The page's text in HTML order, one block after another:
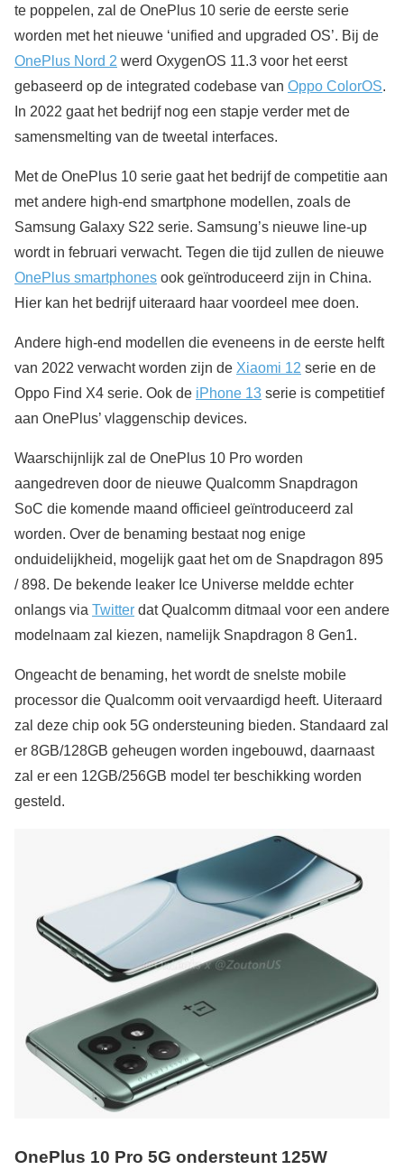
te poppelen, zal de OnePlus 10 serie de eerste serie
worden met het nieuwe ‘unified and upgraded OS’. Bij de
OnePlus Nord 2 werd OxygenOS 11.3 voor het eerst
gebaseerd op de integrated codebase van Oppo ColorOS.
In 2022 gaat het bedrijf nog een stapje verder met de
samensmelting van de tweetal interfaces.
Met de OnePlus 10 serie gaat het bedrijf de competitie aan
met andere high-end smartphone modellen, zoals de
Samsung Galaxy S22 serie. Samsung’s nieuwe line-up
wordt in februari verwacht. Tegen die tijd zullen de nieuwe
OnePlus smartphones ook geïntroduceerd zijn in China.
Hier kan het bedrijf uiteraard haar voordeel mee doen.
Andere high-end modellen die eveneens in de eerste helft
van 2022 verwacht worden zijn de Xiaomi 12 serie en de
Oppo Find X4 serie. Ook de iPhone 13 serie is competitief
aan OnePlus’ vlaggenschip devices.
Waarschijnlijk zal de OnePlus 10 Pro worden
aangedreven door de nieuwe Qualcomm Snapdragon
SoC die komende maand officieel geïntroduceerd zal
worden. Over de benaming bestaat nog enige
onduidelijkheid, mogelijk gaat het om de Snapdragon 895
/ 898. De bekende leaker Ice Universe meldde echter
onlangs via Twitter dat Qualcomm ditmaal voor een andere
modelnaam zal kiezen, namelijk Snapdragon 8 Gen1.
Ongeacht de benaming, het wordt de snelste mobile
processor die Qualcomm ooit vervaardigd heeft. Uiteraard
zal deze chip ook 5G ondersteuning bieden. Standaard zal
er 8GB/128GB geheugen worden ingebouwd, daarnaast
zal er een 12GB/256GB model ter beschikking worden
gesteld.
OnePlus 10 Pro 5G ondersteunt 125W